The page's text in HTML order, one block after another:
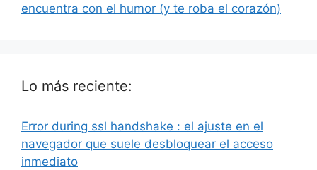
encuentra con el humor (y te roba el corazón)
Lo más reciente:
Error during ssl handshake : el ajuste en el
navegador que suele desbloquear el acceso
inmediato